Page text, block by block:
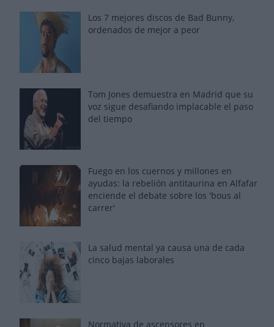
Los 7 mejores discos de Bad Bunny,
ordenados de mejor a peor
Tom Jones demuestra en Madrid que su
voz sigue desafiando implacable el paso
del tiempo
Fuego en los cuernos y millones en
ayudas: la rebelión antitaurina en Alfafar
enciende el debate sobre los 'bous al
carrer'
La salud mental ya causa una de cada
cinco bajas laborales
Normativa de ascensores en